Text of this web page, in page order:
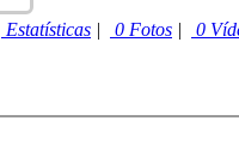
Estatísticas | 0 Fotos | 0